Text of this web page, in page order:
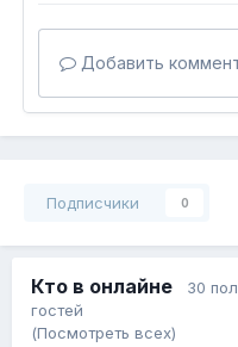
Добавить
Подписчики 0
Кто в онлайне 30
гостей
(Посмотреть всех)